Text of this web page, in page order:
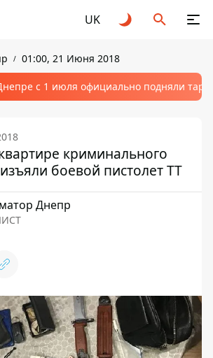
UK
01:00, 21 Июня 2018
с 1 июля официально подняли
криминального
боевой пистолет ТТ
Днепр